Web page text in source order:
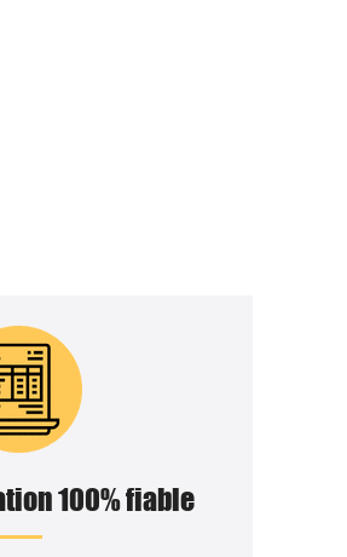
100% fiable